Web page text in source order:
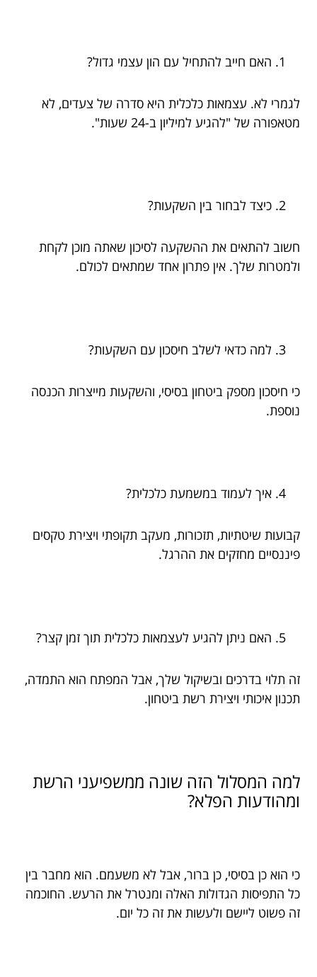
האם חייב להתחיל עם הון עצמי גדול?
לגמרי לא. עצמאות כלכלית היא סדרה של צעדים, לא
מטאפורה של "להגיע למיליון ב-24 שעות".
כיצד לבחור בין השקעות?
חשוב להתאים את ההשקעה לסיכון שאתה מוכן לקחת
ולמטרות שלך. אין פתרון אחד שמתאים לכולם.
למה כדאי לשלב חיסכון עם השקעות?
כי חיסכון מספק ביטחון בסיסי, והשקעות מייצרות הכנסה
נוספת.
איך לעמוד במשמעת כלכלית?
קבועות שיטתיות, תזכורות, מעקב תקופתי ויצירת טקסים
פיננסיים מחזקים את ההרגל.
האם ניתן להגיע לעצמאות כלכלית תוך זמן קצר?
זה תלוי בדרכים ובשיקול שלך, אבל המפתח הוא התמדה,
תכנון איכותי ויצירת רשת ביטחון.
למה המסלול הזה שונה ממשפיעני הרשת
ומהודעות הפלא?
כי הוא כן בסיסי, כן ברור, אבל לא משעמם. הוא מחבר בין
כל התפיסות הגדולות האלה ומנטרל את הרעש. החוכמה
זה פשוט ליישם ולעשות את זה כל יום.